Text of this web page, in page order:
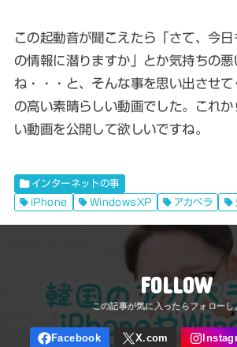
この起動音が聞こえたら「さて、今
の情報に潜りますか」とか気持ちの
ね・・・と、そんな事を思い出させ
の高い素晴らしい動画でした。これ
い動画を公開して欲しいですね。
インターネットの事
iPhone
WindowsXP アカペラ
FOLLOW